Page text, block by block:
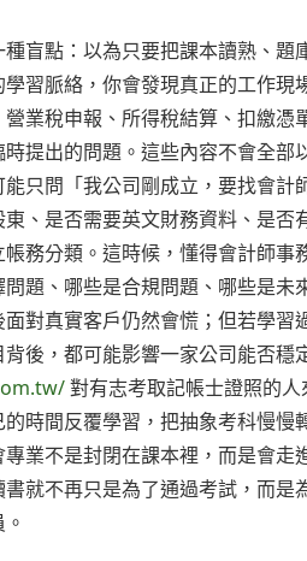
盲點：以為只要把課本讀熟、
習脈絡，你會發現真正的工作
業稅申報、所得稅結算、扣繳
提出的問題。這些內容不會全
只問「我公司剛成立，要找會
、是否需要英文財務資料、是
務分類。這時候，懂得會計師
題、哪些是合規問題、哪些是
對真實客戶仍然會慌；但若學
後，都可能影響一家公司能否
對有志考取記帳士證照的
時間反覆學習，把抽象考科慢
業不是封閉在課本裡，而是會
就不再只是為了通過考試，而